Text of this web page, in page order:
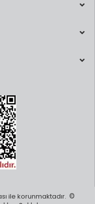
ile korunmaktadır. ©